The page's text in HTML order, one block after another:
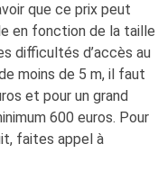
que ce prix peut
en fonction de la taille
difficultés d’accès au
moins de 5 m, il faut
et pour un grand
600 euros. Pour
faites appel à